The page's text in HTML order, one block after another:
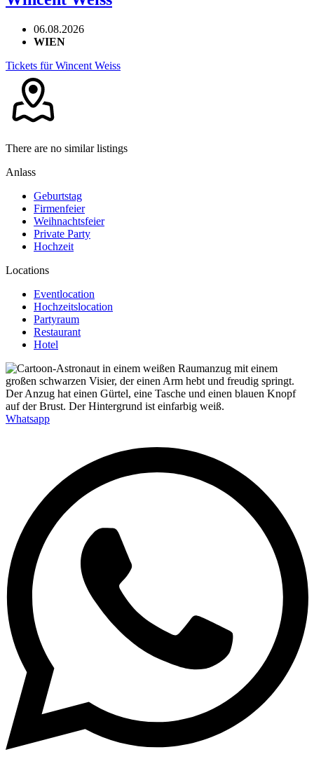
06.08.2026
WIEN
Tickets für Wincent Weiss
There are no similar listings
Anlass
Geburtstag
Firmenfeier
Weihnachtsfeier
Private Party
Hochzeit
Locations
Eventlocation
Hochzeitslocation
Partyraum
Restaurant
Hotel
Whatsapp